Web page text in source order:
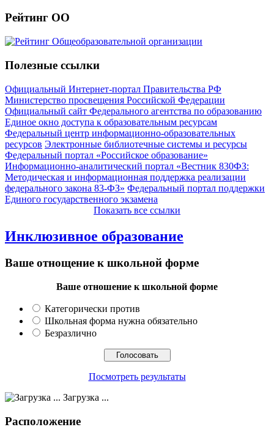
Рейтинг ОО
Полезные ссылки
Официальный Интернет-портал Правительства РФ
Министерство просвещения Российской Федерации
Официальный сайт Федерального агентства по образованию
Единое окно доступа к образовательным ресурсам
Федеральный центр информационно-образовательных
ресурсов Электронные библиотечные системы и ресурсы
Федеральный портал «Российское образование»
Информационно-аналитический портал «Вестник 830ФЗ:
Методическая и информационная поддержка реализации
федерального закона 83-ФЗ» Федеральный портал поддержки
Единого государственного экзамена
Показать все ссылки
Инклюзивное образование
Ваше отнощение к школьной форме
Ваше отношение к школьной форме
Категорически против
Школьная форма нужна обязательно
Безразлично
Посмотреть результаты
Загрузка ...
Расположение